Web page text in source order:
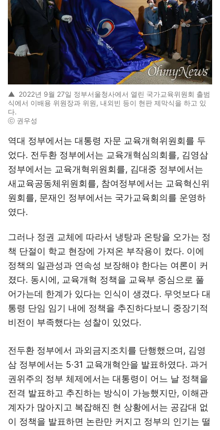
▲ 2022년 9월 27일 정부서울청사에서 열린 국가교육위원회 출범
식에서 이배용 위원장과 위원, 내외빈 등이 현판 제막식을 하고 있
다.
ⓒ 권우성
역대 정부에서는 대통령 자문 교육개혁위원회를 두
었다. 전두환 정부에서는 교육개혁심의회를, 김영삼
정부에서는 교육개혁위원회를, 김대중 정부에서는
새교육공동체위원회를, 참여정부에서는 교육혁신위
원회를, 문재인 정부에서는 국가교육회의를 운영하
였다.
그러나 정권 교체에 따라서 냉탕과 온탕을 오가는 정
책 단절이 학교 현장에 가져온 부작용이 컸다. 이에
정책의 일관성과 연속성 보장해야 한다는 여론이 커
졌다. 동시에, 교육개혁 정책을 교육부 중심으로 풀
어가는데 한계가 있다는 인식이 생겼다. 무엇보다 대
통령 단임 임기 내에 정책을 추진하다보니 중장기적
비전이 부족했다는 성찰이 있었다.
전두환 정부에서 과외금지조치를 단행했으며, 김영
삼 정부에서는 5·31 교육개혁안을 발표하였다. 과거
권위주의 정부 체제에서는 대통령이 어느 날 정책을
전격 발표하고 추진하는 방식이 가능했지만, 이해관
계자가 많아지고 복잡해진 현 상황에서는 공감대 없
이 정책을 발표하면 논란만 커지고 정부의 인기는 떨